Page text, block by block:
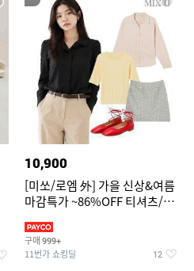
10,900
[미쏘/로엠 外] 가을 신상&여름
마감특가 ~86%OFF 티셔츠/슬
구매 999+
11번가 쇼킹딜 12